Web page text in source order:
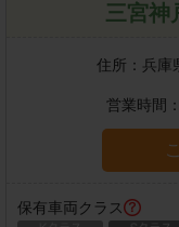
三宮神
住所： 兵庫
営業時間：
保有車両クラス